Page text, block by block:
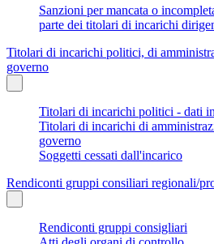
Sanzioni per mancata o
parte dei titolari di incarichi
Titolari di incarichi politici, di
governo
Titolari di incarichi politici - dati
Titolari di incarichi di
governo
Soggetti cessati dall'incarico
Rendiconti gruppi consiliari regionali/
Rendiconti gruppi consigliari